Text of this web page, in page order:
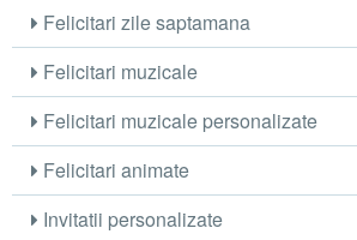
Felicitari zile saptamana
Felicitari muzicale
Felicitari muzicale personalizate
Felicitari animate
Invitatii personalizate